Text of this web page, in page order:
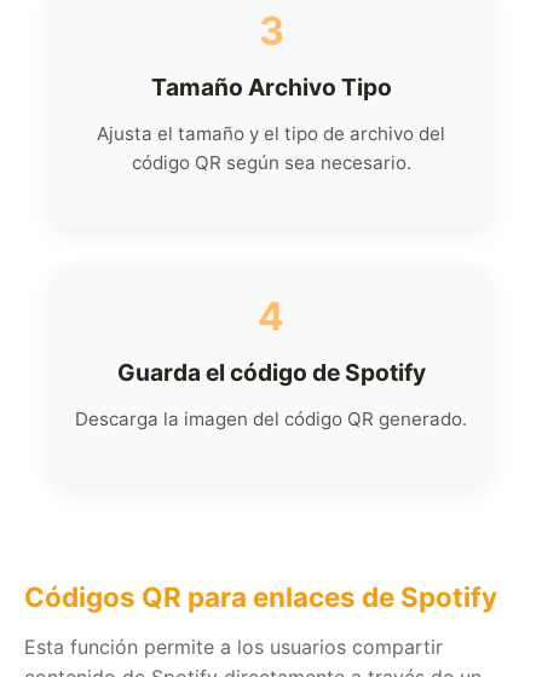
3
Tamaño Archivo Tipo
Ajusta el tamaño y el tipo de archivo del
código QR según sea necesario.
4
Guarda el código de Spotify
Descarga la imagen del código QR generado.
Códigos QR para enlaces de Spotify
Esta función permite a los usuarios compartir